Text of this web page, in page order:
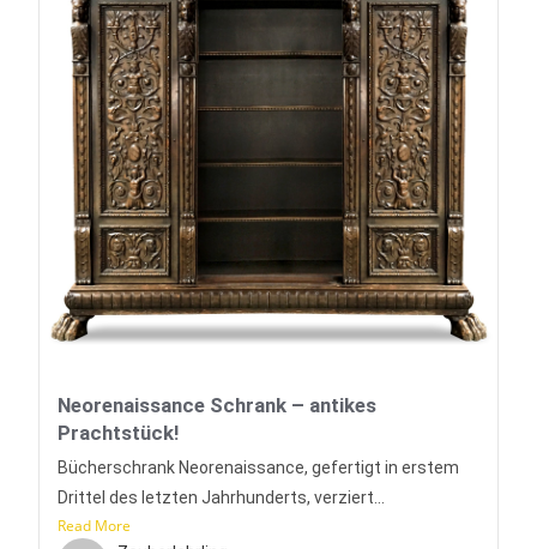
Neorenaissance Schrank – antikes
Prachtstück!
Bücherschrank Neorenaissance, gefertigt in erstem
Drittel des letzten Jahrhunderts, verziert...
Read More